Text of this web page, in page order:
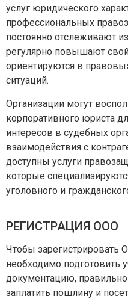
услуг юридического
профессиональных
постоянно отслеживают
регулярно повышают
ориентируются в
ситуаций.
Организации могут
корпоративного юриста
интересов в судебных
взаимодействия с
доступны услуги
которые
уголовного и
РЕГИСТРАЦИЯ ООО
Чтобы зарегистрировать
необходимо подготовить
документацию, правильно
заплатить пошлину и